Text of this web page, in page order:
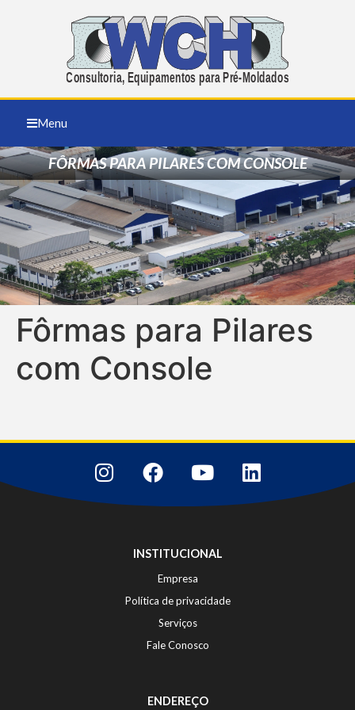
Menu
FÔRMAS PARA PILARES COM CONSOLE
Fôrmas para Pilares
com Console
INSTITUCIONAL
Empresa
Política de privacidade
Serviços
Fale Conosco
ENDEREÇO